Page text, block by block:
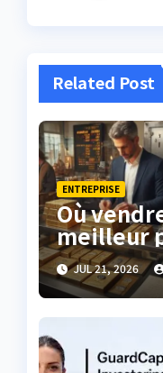
Related Post
ENTREPRISE
Où
meilleur
JUL 21, 2026